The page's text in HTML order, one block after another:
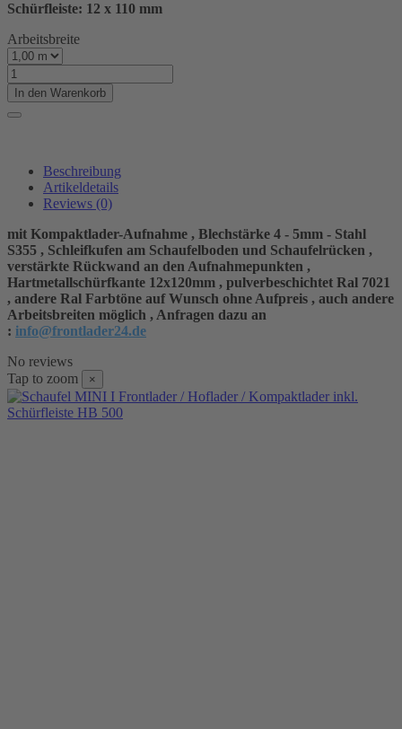
Schürfleiste: 12 x 110 mm
Arbeitsbreite
In den Warenkorb
Beschreibung
Artikeldetails
Reviews (0)
mit Kompaktlader-Aufnahme , Blechstärke 4 - 5mm - Stahl
S355 , Schleifkufen am Schaufelboden und Schaufelrücken ,
verstärkte Rückwand an den Aufnahmepunkten ,
Hartmetallschürfkante 12x120mm , pulverbeschichtet Ral 7021
, andere Ral Farbtöne auf Wunsch ohne Aufpreis , auch andere
Arbeitsbreiten möglich , Anfragen dazu an
: info@frontlader24.de
No reviews
Tap to zoom
×